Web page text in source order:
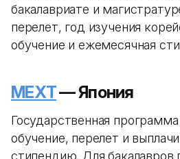
бакалавриате и
перелет, год изучения
обучение и ежемесячная
MEXT— Япония
Государственная
обучение, перелет и
стипендию. Для бакалавров